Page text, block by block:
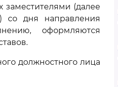
(далее
со дня направления
оформляются
должностного лица